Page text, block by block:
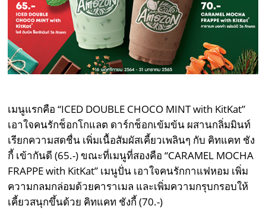
เมนูแรกคือ “ICED DOUBLE CHOCO MINT with KitKat”
เอาใจคนรักช็อกโกแลต ดาร์กช็อกเข้มข้น ผสานกลิ่มมินท์
เรียกความสดชื่น เพิ่มเนื้อสัมผัสเคี้ยวเพลินๆ กับ คิทแคท ชัง
กี้ เข้ากันดี (65.-) ขณะที่เมนูที่สองคือ “CARAMEL MOCHA
FRAPPE with KitKat” เมนูปั่น เอาใจคนรักกาแฟหอม เพิ่ม
ความกลมกล่อมด้วยคาราเมล และเพิ่มความกรุบกรอบให้
เคี้ยวสนุกขึ้นด้วย คิทแคท ชังกี้ (70.-)